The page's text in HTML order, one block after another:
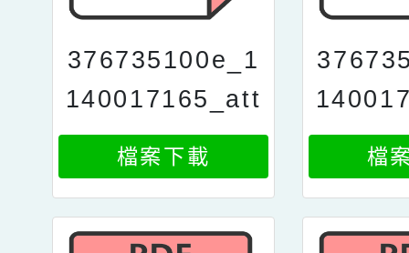
376735100e_1
140017165_att
ach4
檔案下載 檔